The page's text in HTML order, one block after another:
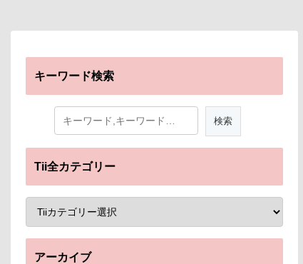
キーワード検索
Tii全カテゴリー
アーカイブ